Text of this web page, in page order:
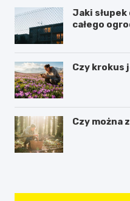
Jaki
całego
Czy krokus
Czy można